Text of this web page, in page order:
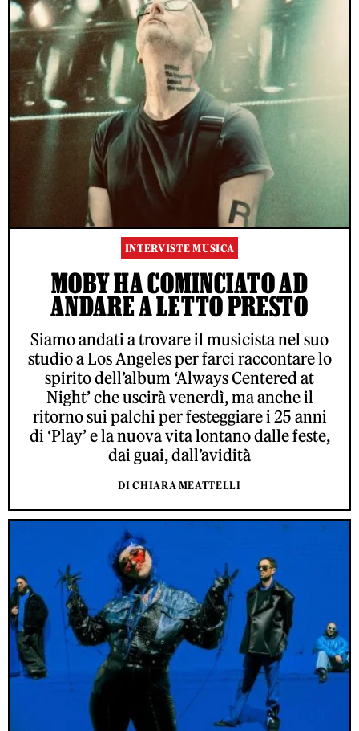
INTERVISTE MUSICA
MOBY HA COMINCIATO AD
ANDARE A LETTO PRESTO
Siamo andati a trovare il musicista nel suo
studio a Los Angeles per farci raccontare lo
spirito dell’album ‘Always Centered at
Night’ che uscirà venerdì, ma anche il
ritorno sui palchi per festeggiare i 25 anni
di ‘Play’ e la nuova vita lontano dalle feste,
dai guai, dall’avidità
DI CHIARA MEATTELLI